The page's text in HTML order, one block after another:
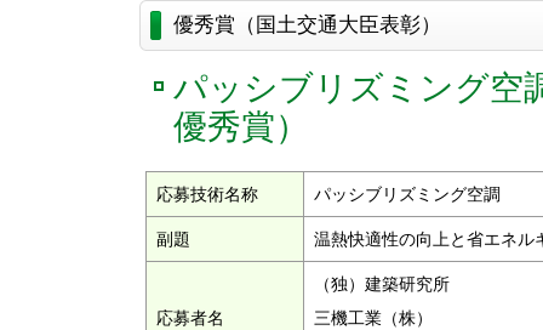
優秀賞（国土交通大臣表彰）
パッシブリズミング
優秀賞）
応募技術名称 パッシブリズミング空調
副題 温熱快適性の向上と省エネル
応募者名
（独）建築研究所
三機工業（株）